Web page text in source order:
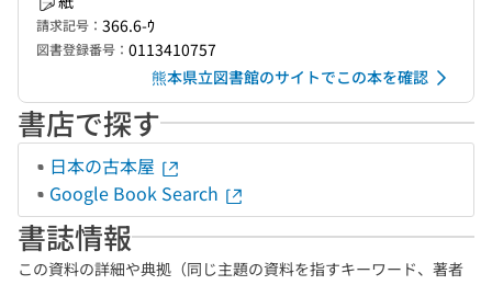
請求記号： 366.6-ｳ
図書登録番号： 0113410757
熊本県立図書館のサイトでこの本を確認
書店で探す
日本の古本屋
Google Book Search
書誌情報
この資料の詳細や典拠（同じ主題の資料を指すキーワード、著者